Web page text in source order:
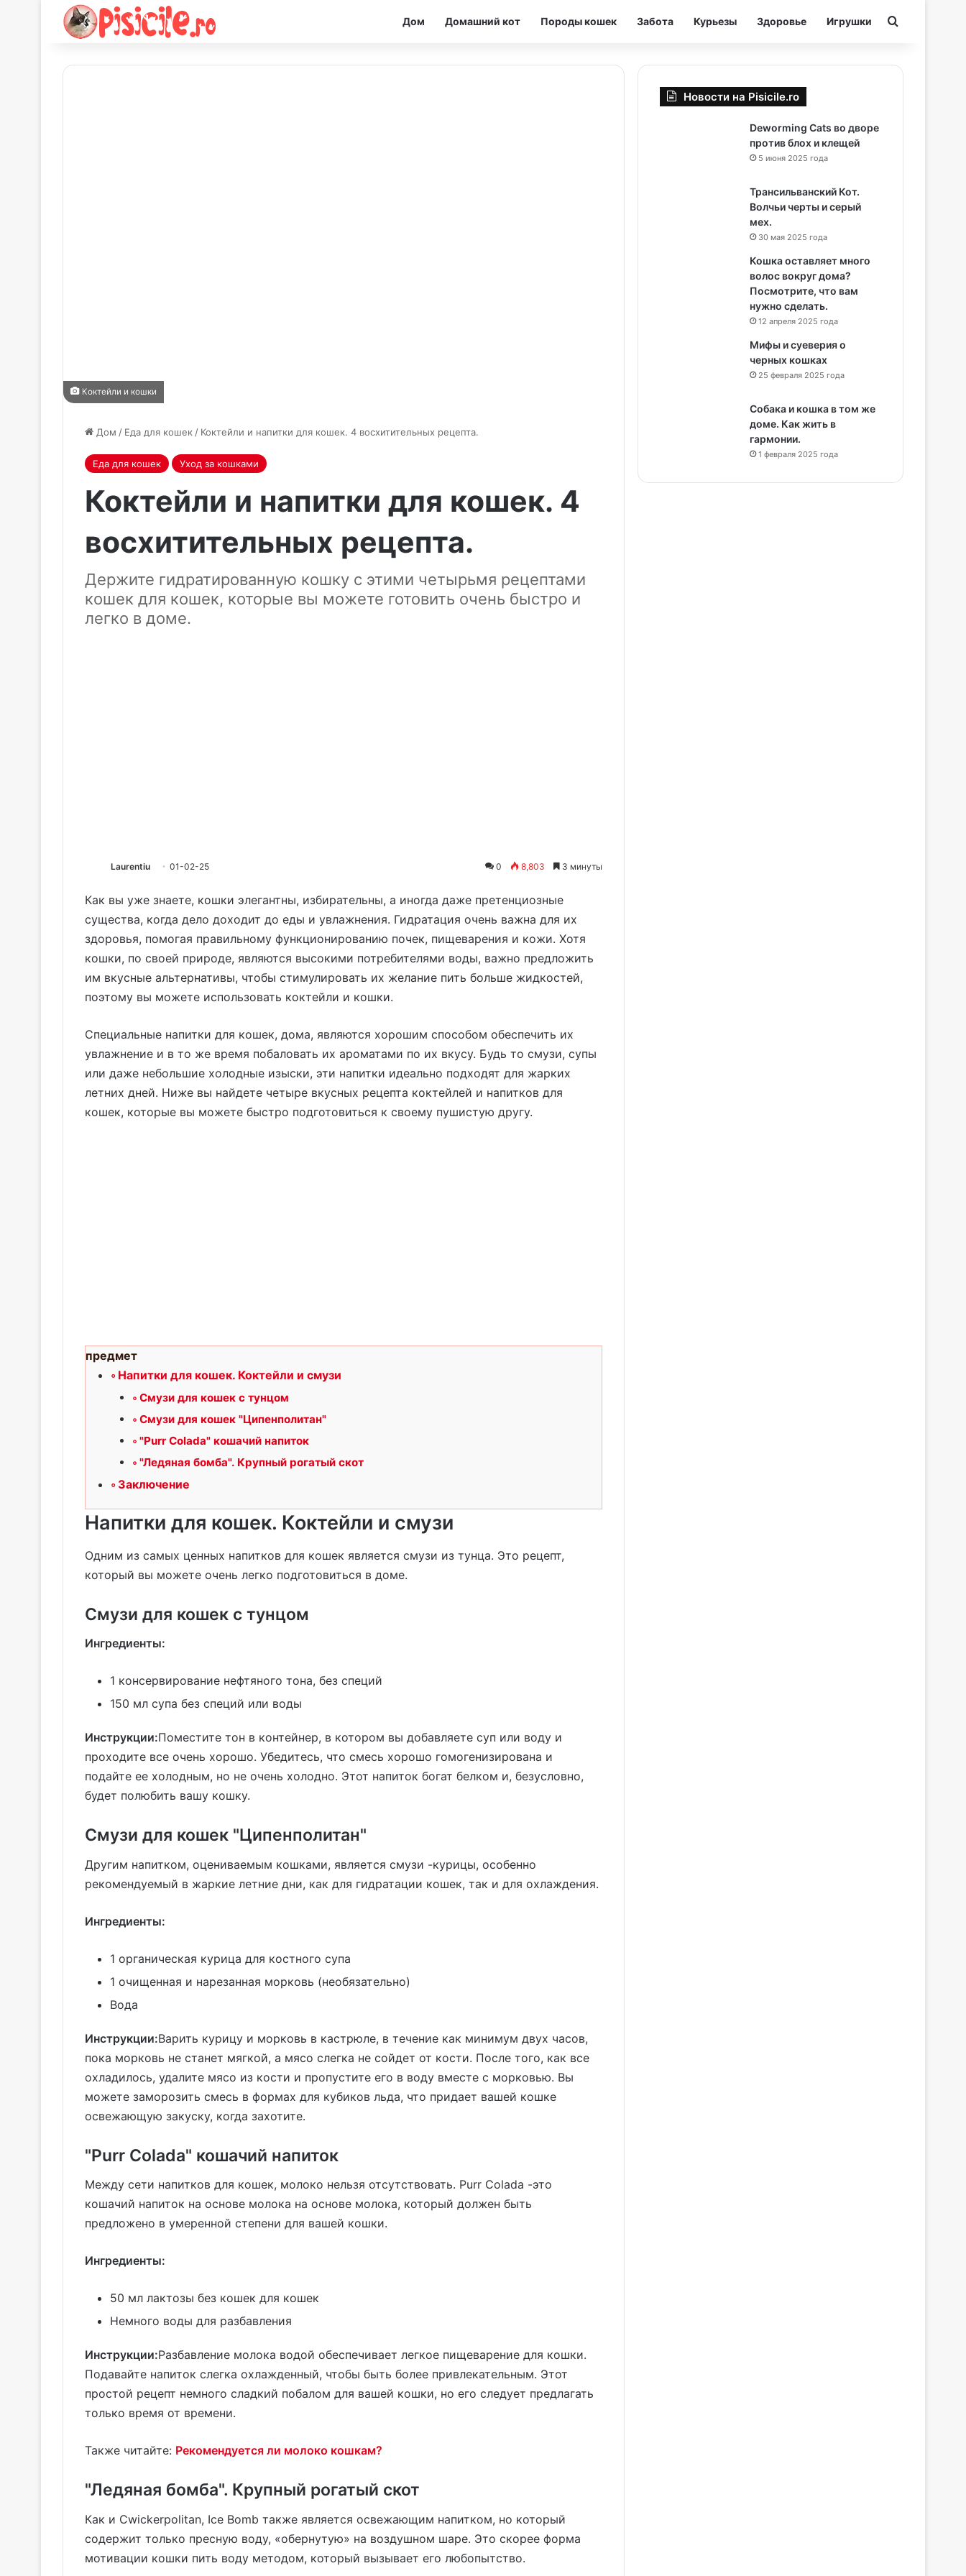
Дом Домашний кот Породы кошек Забота Курьезы Здоровье Игрушки Ищи
Коктейли и кошки
Дом / Еда для кошек / Коктейли и напитки для кошек. 4 восхитительных рецепта.
Еда для кошек Уход за кошками
Коктейли и напитки для кошек. 4
восхитительных рецепта.
Держите гидратированную кошку с этими четырьмя рецептами
кошек для кошек, которые вы можете готовить очень быстро и
легко в доме.
Laurentiu 01-02-25 0 8,803 3 минуты
Как вы уже знаете, кошки элегантны, избирательны, а иногда даже претенциозные
существа, когда дело доходит до еды и увлажнения. Гидратация очень важна для их
здоровья, помогая правильному функционированию почек, пищеварения и кожи. Хотя
кошки, по своей природе, являются высокими потребителями воды, важно предложить
им вкусные альтернативы, чтобы стимулировать их желание пить больше жидкостей,
поэтому вы можете использовать коктейли и кошки.
Специальные напитки для кошек, дома, являются хорошим способом обеспечить их
увлажнение и в то же время побаловать их ароматами по их вкусу. Будь то смузи, супы
или даже небольшие холодные изыски, эти напитки идеально подходят для жарких
летних дней. Ниже вы найдете четыре вкусных рецепта коктейлей и напитков для
кошек, которые вы можете быстро подготовиться к своему пушистую другу.
предмет
Напитки для кошек. Коктейли и смузи
Смузи для кошек с тунцом
Смузи для кошек "Ципенполитан"
"Purr Colada" кошачий напиток
"Ледяная бомба". Крупный рогатый скот
Заключение
Напитки для кошек. Коктейли и смузи
Одним из самых ценных напитков для кошек является смузи из тунца. Это рецепт,
который вы можете очень легко подготовиться в доме.
Смузи для кошек с тунцом
Ингредиенты:
1 консервирование нефтяного тона, без специй
150 мл супа без специй или воды
Инструкции:Поместите тон в контейнер, в котором вы добавляете суп или воду и
проходите все очень хорошо. Убедитесь, что смесь хорошо гомогенизирована и
подайте ее холодным, но не очень холодно. Этот напиток богат белком и, безусловно,
будет полюбить вашу кошку.
Смузи для кошек "Ципенполитан"
Другим напитком, оцениваемым кошками, является смузи -курицы, особенно
рекомендуемый в жаркие летние дни, как для гидратации кошек, так и для охлаждения.
Ингредиенты:
1 органическая курица для костного супа
1 очищенная и нарезанная морковь (необязательно)
Вода
Инструкции:Варить курицу и морковь в кастрюле, в течение как минимум двух часов,
пока морковь не станет мягкой, а мясо слегка не сойдет от кости. После того, как все
охладилось, удалите мясо из кости и пропустите его в воду вместе с морковью. Вы
можете заморозить смесь в формах для кубиков льда, что придает вашей кошке
освежающую закуску, когда захотите.
"Purr Colada" кошачий напиток
Между сети напитков для кошек, молоко нельзя отсутствовать. Purr Colada -это
кошачий напиток на основе молока на основе молока, который должен быть
предложено в умеренной степени для вашей кошки.
Ингредиенты:
50 мл лактозы без кошек для кошек
Немного воды для разбавления
Инструкции:Разбавление молока водой обеспечивает легкое пищеварение для кошки.
Подавайте напиток слегка охлажденный, чтобы быть более привлекательным. Этот
простой рецепт немного сладкий побалом для вашей кошки, но его следует предлагать
только время от времени.
Также читайте: Рекомендуется ли молоко кошкам?
"Ледяная бомба". Крупный рогатый скот
Как и Cwickerpolitan, Ice Bomb также является освежающим напитком, но который
содержит только пресную воду, «обернутую» на воздушном шаре. Это скорее форма
мотивации кошки пить воду методом, который вызывает его любопытство.
Новости на Pisicile.ro
Deworming Cats во дворе
против блох и клещей
5 июня 2025 года
Трансильванский Кот.
Волчьи черты и серый
мех.
30 мая 2025 года
Кошка оставляет много
волос вокруг дома?
Посмотрите, что вам
нужно сделать.
12 апреля 2025 года
Мифы и суеверия о
черных кошках
25 февраля 2025 года
Собака и кошка в том же
доме. Как жить в
гармонии.
1 февраля 2025 года